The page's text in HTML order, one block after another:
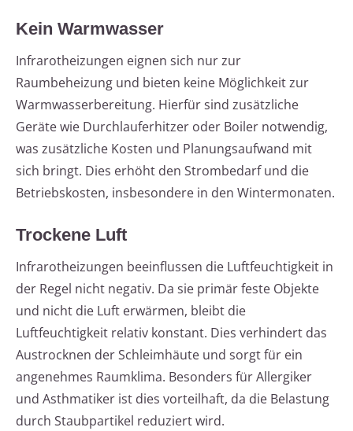
Kein Warmwasser
Infrarotheizungen eignen sich nur zur
Raumbeheizung und bieten keine Möglichkeit zur
Warmwasserbereitung. Hierfür sind zusätzliche
Geräte wie Durchlauferhitzer oder Boiler notwendig,
was zusätzliche Kosten und Planungsaufwand mit
sich bringt. Dies erhöht den Strombedarf und die
Betriebskosten, insbesondere in den Wintermonaten.
Trockene Luft
Infrarotheizungen beeinflussen die Luftfeuchtigkeit in
der Regel nicht negativ. Da sie primär feste Objekte
und nicht die Luft erwärmen, bleibt die
Luftfeuchtigkeit relativ konstant. Dies verhindert das
Austrocknen der Schleimhäute und sorgt für ein
angenehmes Raumklima. Besonders für Allergiker
und Asthmatiker ist dies vorteilhaft, da die Belastung
durch Staubpartikel reduziert wird.